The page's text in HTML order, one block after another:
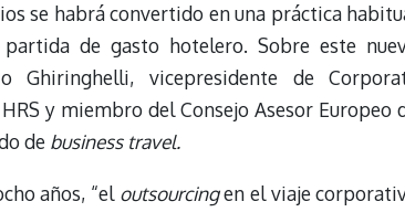
se habrá convertido en una práctica
de gasto hotelero. Sobre este
Ghiringhelli, vicepresidente de
y miembro del Consejo Asesor Europeo
de business travel.
años, “el outsourcingen el viaje